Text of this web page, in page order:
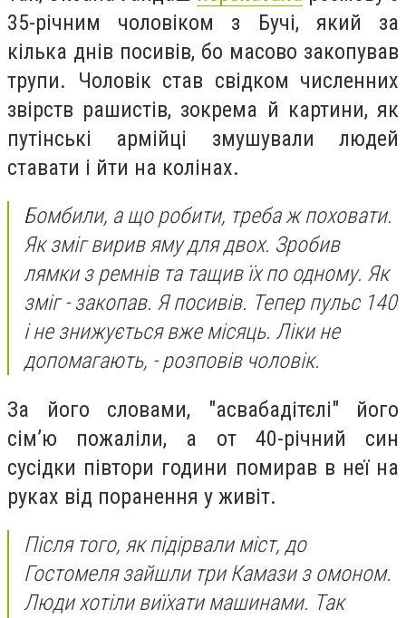
35-річним чоловіком з Бучі, який за
кілька днів посивів, бо масово закопував
трупи. Чоловік став свідком численних
звірств рашистів, зокрема й картини, як
путінські армійці змушували людей
ставати і йти на колінах.
Бомбили, а що робити, треба ж поховати.
Як зміг вирив яму для двох. Зробив
лямки з ремнів та тащив їх по одному. Як
зміг - закопав. Я посивів. Тепер пульс 140
і не знижується вже місяць. Ліки не
допомагають, - розповів чоловік.
За його словами, "асвабадітєлі" його
сім’ю пожаліли, а от 40-річний син
сусідки півтори години помирав в неї на
руках від поранення у живіт.
Після того, як підірвали міст, до
Гостомеля зайшли три Камази з омоном.
Люди хотіли виїхати машинами. Так